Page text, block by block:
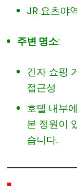
JR 요츠야
주변 명소:
긴자 쇼핑
접근성
호텔 내부
본 정원이
습니다.